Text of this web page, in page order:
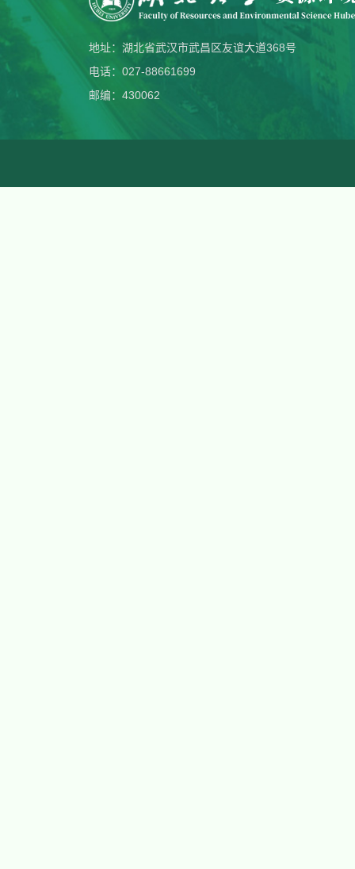
地址：湖北省武汉市武昌区友谊大道368号
电话：027-88661699
邮编：430062